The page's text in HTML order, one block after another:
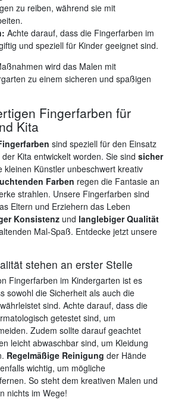
zu reiben, während sie mit
Achte darauf, dass die Fingerfarben im
und speziell für Kinder geeignet sind.
wird das Malen mit
zu einem sicheren und spaßigen
Fingerfarben für
Kita
sind speziell für den Einsatz
Kita entwickelt worden. Sie sind sicher
kleinen Künstler unbeschwert kreativ
Farben regen die Fantasie an
strahlen. Unsere Fingerfarben sind
Eltern und Erziehern das Leben
Konsistenz und langlebiger Qualität
Mal-Spaß. Entdecke jetzt unsere
stehen an erster Stelle
Fingerfarben im Kindergarten ist es
sowohl die Sicherheit als auch die
sind. Achte darauf, dass die
getestet sind, um
Zudem sollte darauf geachtet
leicht abwaschbar sind, um Kleidung
Regelmäßige Reinigung der Hände
wichtig, um mögliche
So steht dem kreativen Malen und
nichts im Wege!